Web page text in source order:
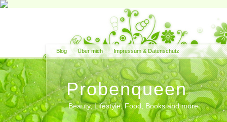
Blog Über mich Impressum & Datenschutz
Probenqueen
Beauty, Lifestyle, Food, Books and more